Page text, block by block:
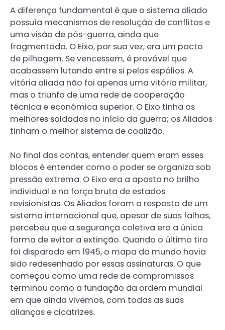
A diferença fundamental é que o sistema aliado
possuía mecanismos de resolução de conflitos e
uma visão de pós-guerra, ainda que
fragmentada. O Eixo, por sua vez, era um pacto
de pilhagem. Se vencessem, é provável que
acabassem lutando entre si pelos espólios. A
vitória aliada não foi apenas uma vitória militar,
mas o triunfo de uma rede de cooperação
técnica e econômica superior. O Eixo tinha os
melhores soldados no início da guerra; os Aliados
tinham o melhor sistema de coalizão.
No final das contas, entender quem eram esses
blocos é entender como o poder se organiza sob
pressão extrema. O Eixo era a aposta no brilho
individual e na força bruta de estados
revisionistas. Os Aliados foram a resposta de um
sistema internacional que, apesar de suas falhas,
percebeu que a segurança coletiva era a única
forma de evitar a extinção. Quando o último tiro
foi disparado em 1945, o mapa do mundo havia
sido redesenhado por essas assinaturas. O que
começou como uma rede de compromissos
terminou como a fundação da ordem mundial
em que ainda vivemos, com todas as suas
alianças e cicatrizes.